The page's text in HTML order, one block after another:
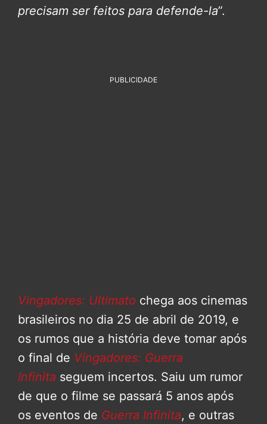
precisam ser feitos para defende-la”.
PUBLICIDADE
Vingadores: Ultimato chega aos cinemas
brasileiros no dia 25 de abril de 2019, e
os rumos que a história deve tomar após
o final de Vingadores: Guerra
Infinita seguem incertos. Saiu um rumor
de que o filme se passará 5 anos após
os eventos de Guerra Infinita, e outras